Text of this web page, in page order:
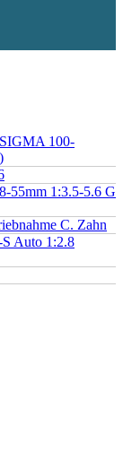
100-
1:3.5-5.6 G
C. Zahn
Auto 1:2.8